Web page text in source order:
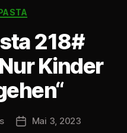
218#
Kinder
Beitragsdatum
Mai 3, 2023